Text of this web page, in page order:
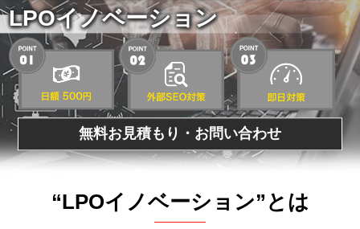
LPOイノベーション
無料お見積もり・お問い合わせ
“LPOイノベーション”とは